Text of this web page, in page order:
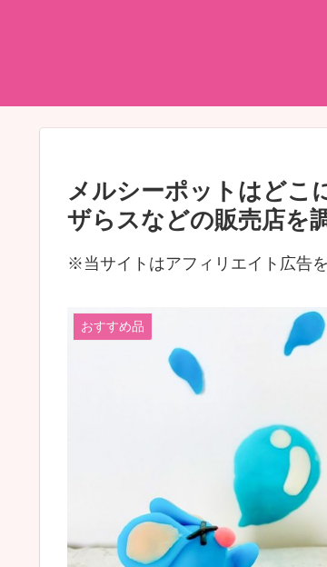
メルシーポットはどこ
ザらスなどの販売店を
※当サイトはアフィリエイト広告
おすすめ品